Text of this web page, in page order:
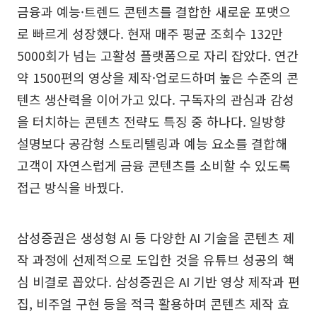
금융과 예능·트렌드 콘텐츠를 결합한 새로운 포맷으
로 빠르게 성장했다. 현재 매주 평균 조회수 132만
5000회가 넘는 고활성 플랫폼으로 자리 잡았다. 연간
약 1500편의 영상을 제작·업로드하며 높은 수준의 콘
텐츠 생산력을 이어가고 있다. 구독자의 관심과 감성
을 터치하는 콘텐츠 전략도 특징 중 하나다. 일방향
설명보다 공감형 스토리텔링과 예능 요소를 결합해
고객이 자연스럽게 금융 콘텐츠를 소비할 수 있도록
접근 방식을 바꿨다.
삼성증권은 생성형 AI 등 다양한 AI 기술을 콘텐츠 제
작 과정에 선제적으로 도입한 것을 유튜브 성공의 핵
심 비결로 꼽았다. 삼성증권은 AI 기반 영상 제작과 편
집, 비주얼 구현 등을 적극 활용하며 콘텐츠 제작 효